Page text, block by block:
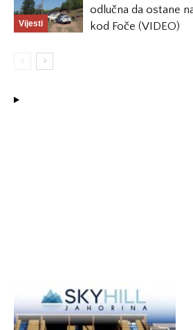
Vijesti
odlučna da ostane
kod Foče (VIDEO)